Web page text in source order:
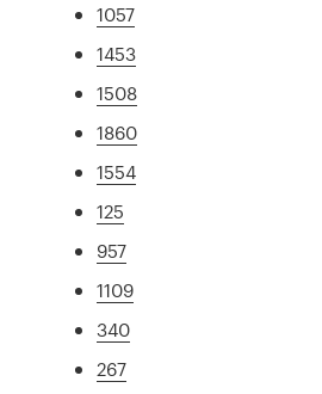
1057
1453
1508
1860
1554
125
957
1109
340
267